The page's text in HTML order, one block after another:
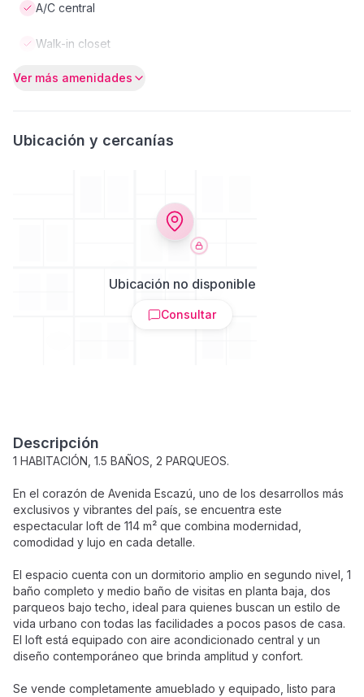
A/C central
Walk-in closet
Ver más amenidades
Ubicación y cercanías
Ubicación no disponible
Consultar
Descripción
1 HABITACIÓN, 1.5 BAÑOS, 2 PARQUEOS.
En el corazón de Avenida Escazú, uno de los desarrollos más
exclusivos y vibrantes del país, se encuentra este
espectacular loft de 114 m² que combina modernidad,
comodidad y lujo en cada detalle.
El espacio cuenta con un dormitorio amplio en segundo nivel, 1
baño completo y medio baño de visitas en planta baja, dos
parqueos bajo techo, ideal para quienes buscan un estilo de
vida urbano con todas las facilidades a pocos pasos de casa.
El loft está equipado con aire acondicionado central y un
diseño contemporáneo que brinda amplitud y confort.
Se vende completamente amueblado y equipado, listo para